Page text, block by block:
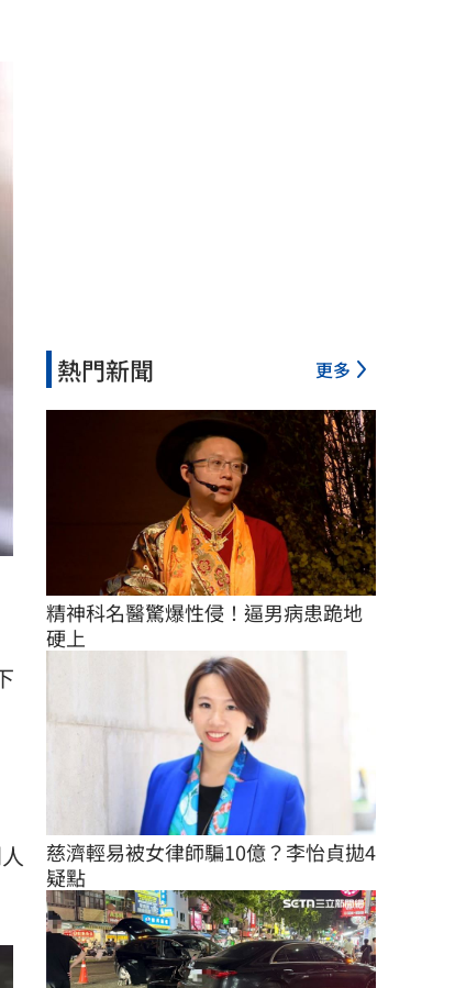
熱門新聞 更多
精神科名醫驚爆性侵！逼男病患跪地
硬上
慈濟輕易被女律師騙10億？李怡貞拋4
疑點